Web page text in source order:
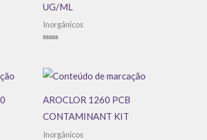
UG/ML
Inorgânicos
5
AROCLOR 1260 PCB
CONTAMINANT KIT
Inorgânicos